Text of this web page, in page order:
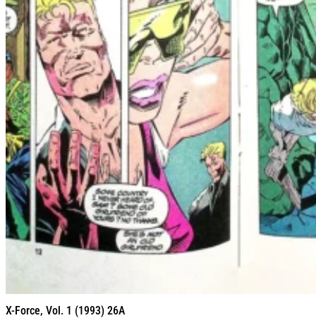
X-Force, Vol. 1 (1993) 26A